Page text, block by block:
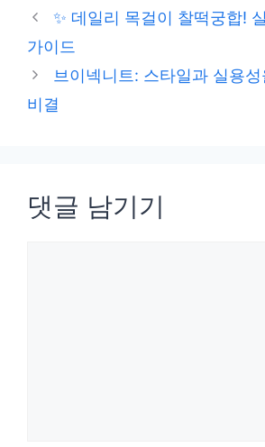
테
리
✨ 데일리 목걸이 찰떡궁합!
가이드
브이넥니트: 스타일과 실용
비결
댓글 남기기